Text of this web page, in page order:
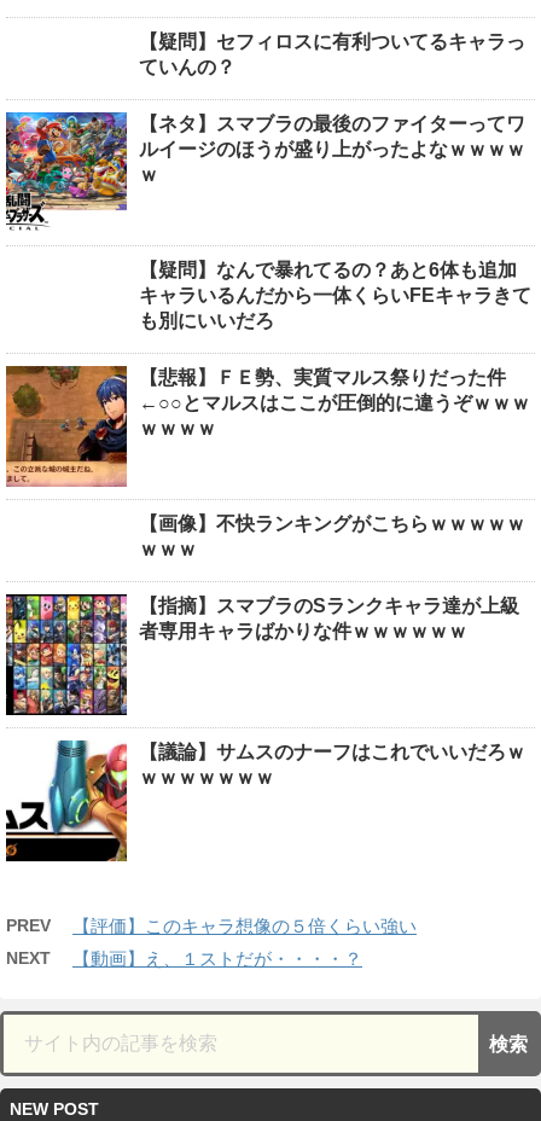
【疑問】セフィロスに有利ついてるキャラっ
ていんの？
【ネタ】スマブラの最後のファイターってワ
ルイージのほうが盛り上がったよなｗｗｗｗ
ｗ
【疑問】なんで暴れてるの？あと6体も追加
キャラいるんだから一体くらいFEキャラきて
も別にいいだろ
【悲報】ＦＥ勢、実質マルス祭りだった件
←○○とマルスはここが圧倒的に違うぞｗｗｗ
ｗｗｗｗ
【画像】不快ランキングがこちらｗｗｗｗｗ
ｗｗｗ
【指摘】スマブラのSランクキャラ達が上級
者専用キャラばかりな件ｗｗｗｗｗｗ
【議論】サムスのナーフはこれでいいだろｗ
ｗｗｗｗｗｗｗ
PREV 【評価】このキャラ想像の５倍くらい強い
NEXT 【動画】え、１ストだが・・・・？
NEW POST